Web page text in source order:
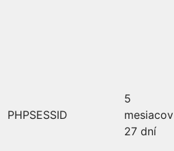
PHPSESSID
5
mesiacov
27 dní